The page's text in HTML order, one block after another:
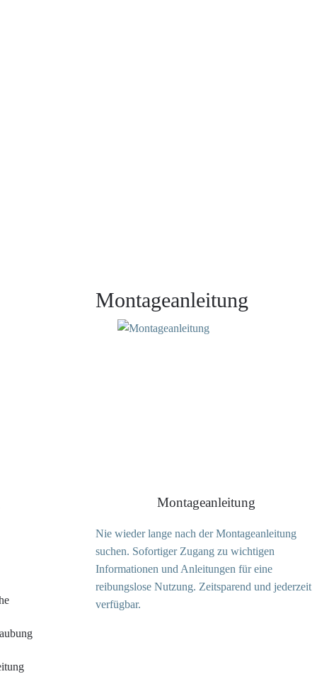
Montageanleitung
Montageanleitung
Nie wieder lange nach der Montageanleitung
suchen. Sofortiger Zugang zu wichtigen
Informationen und Anleitungen für eine
reibungslose Nutzung. Zeitsparend und jederzeit
verfügbar.